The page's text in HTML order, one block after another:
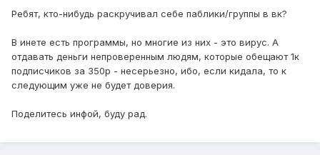
Ребят, кто-нибудь раскручивал себе паблики/группы в вк?
В инете есть программы, но многие из них - это вирус. А
отдавать деньги непроверенным людям, которые обещают 1к
подписчиков за 350р - несерьезно, ибо, если кидала, то к
следующим уже не будет доверия.
Поделитесь инфой, буду рад.